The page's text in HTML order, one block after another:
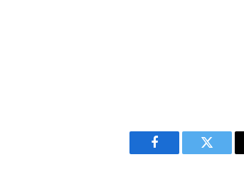
Facebook Twitter